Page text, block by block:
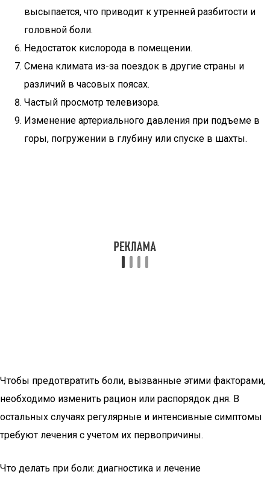
высыпается, что приводит к утренней разбитости и
головной боли.
Недостаток кислорода в помещении.
Смена климата из-за поездок в другие страны и
различий в часовых поясах.
Частый просмотр телевизора.
Изменение артериального давления при подъеме в
горы, погружении в глубину или спуске в шахты.
Чтобы предотвратить боли, вызванные этими факторами,
необходимо изменить рацион или распорядок дня. В
остальных случаях регулярные и интенсивные симптомы
требуют лечения с учетом их первопричины.
Что делать при боли: диагностика и лечение